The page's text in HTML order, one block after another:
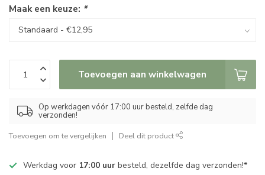
Maak een keuze: *
Toevoegen aan winkelwagen
Op werkdagen vóór 17:00 uur besteld, zelfde dag
verzonden!
Toevoegen om te vergelijken Deel dit product
Werkdag voor 17:00 uur besteld, dezelfde dag verzonden!*